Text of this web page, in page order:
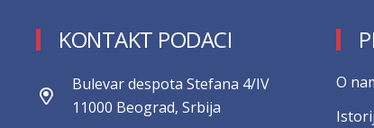
KONTAKT PODACI
Bulevar despota Stefana 4/IV
11000 Beograd, Srbija
О